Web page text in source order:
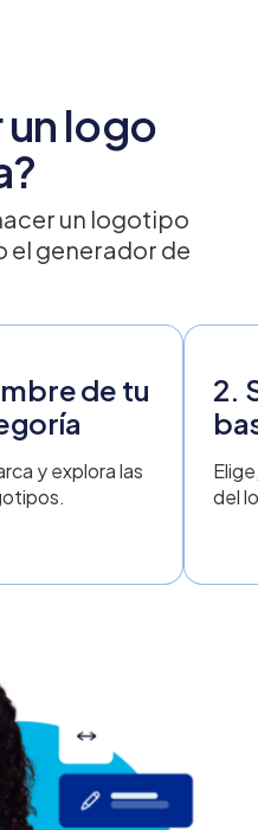
logo
un logotipo
el generador de
de tu
y explora las
2.
del